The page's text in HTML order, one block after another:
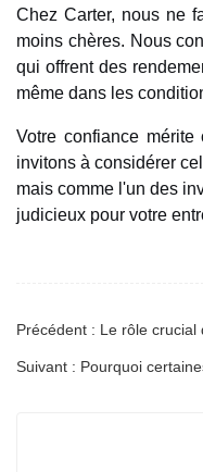
Chez Carter, nous ne
moins chères. Nous
qui offrent des
même dans les
Votre confiance
invitons à considérer
mais comme l'un des
judicieux pour votre